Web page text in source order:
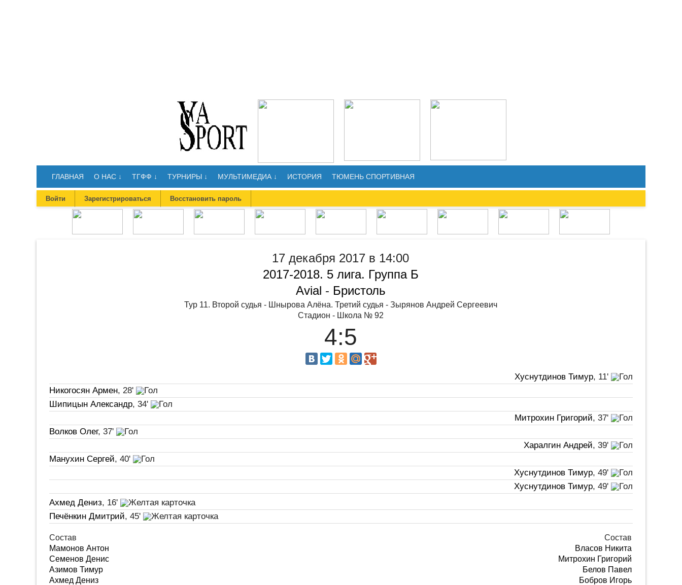
ГЛАВНАЯ О НАС ↓ ТГФФ ↓ ТУРНИРЫ ↓ МУЛЬТИМЕДИА ↓ ИСТОРИЯ ТЮМЕНЬ СПОРТИВНАЯ
Войти Зарегистрироваться Восстановить пароль
17 декабря 2017 в 14:00
2017-2018. 5 лига. Группа Б
Avial - Бристоль
Тур 11. Второй судья - Шнырова Алёна. Третий судья - Зырянов Андрей Сергеевич
Стадион - Школа № 92
4:5
Хуснутдинов Тимур, 11'
Никогосян Армен, 28'
Шипицын Александр, 34'
Митрохин Григорий, 37'
Волков Олег, 37'
Харалгин Андрей, 39'
Манухин Сергей, 40'
Хуснутдинов Тимур, 49'
Хуснутдинов Тимур, 49'
Ахмед Дениз, 16'
Печёнкин Дмитрий, 45'
Состав
Мамонов Антон
Семенов Денис
Азимов Тимур
Ахмед Дениз
Состав
Власов Никита
Митрохин Григорий
Белов Павел
Бобров Игорь